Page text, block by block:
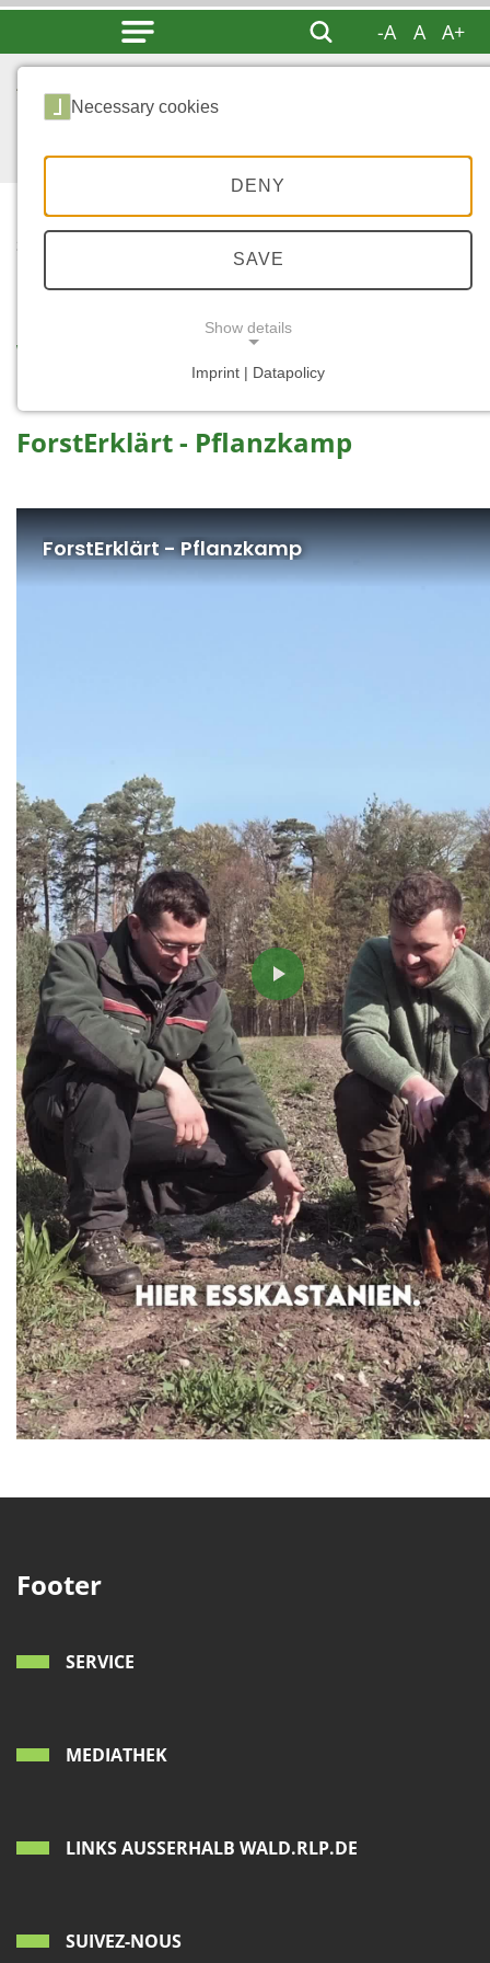
-A A A+
STARTSEITE
Wald der Zukunft
ForstErklärt - Pflanzkamp
Footer
SERVICE
MEDIATHEK
LINKS AUSSERHALB WALD.RLP.DE
SUIVEZ-NOUS
Necessary cookies
DENY
SAVE
Show details
Imprint | Datapolicy